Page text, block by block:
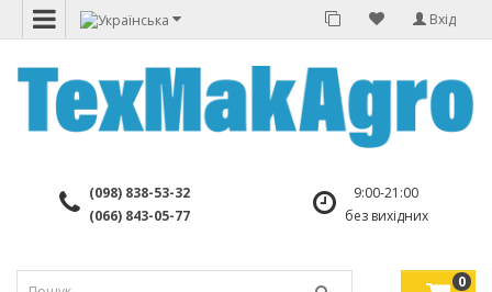
Вхід
(098) 838-53-32
(066) 843-05-77
9:00-21:00
без вихідних
0